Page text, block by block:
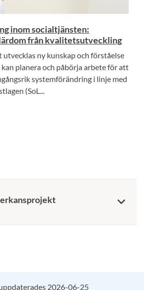
inom socialtjänsten:
från kvalitetsutveckling
ny kunskap och förståelse
planera och påbörja arbete för att
systemförändring i linje med
(SoL...
keyboard_arrow_down
2026-06-25